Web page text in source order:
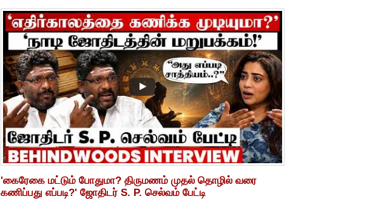
'கைரேகை மட்டும் போதுமா? திருமணம் முதல் தொழில் வரை
கணிப்பது எப்படி?' ஜோதிடர் S. P. செல்வம் பேட்டி